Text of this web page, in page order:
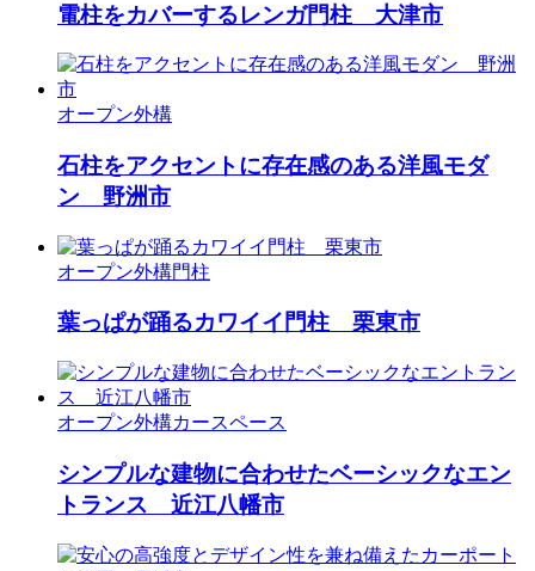
電柱をカバーするレンガ門柱 大津市
オープン外構
石柱をアクセントに存在感のある洋風モダ
ン 野洲市
オープン外構門柱
葉っぱが踊るカワイイ門柱 栗東市
オープン外構カースペース
シンプルな建物に合わせたベーシックなエン
トランス 近江八幡市